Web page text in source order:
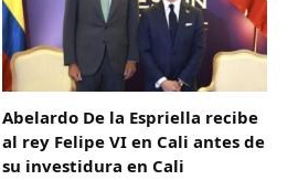
Abelardo De la Espriella recibe
al rey Felipe VI en Cali antes de
su investidura en Cali